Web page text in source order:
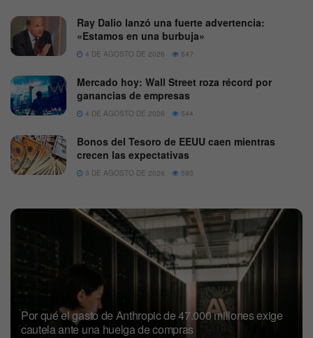
Ray Dalio lanzó una fuerte advertencia:
«Estamos en una burbuja»
4 DE AGOSTO DE 2026 647
Mercado hoy: Wall Street roza récord por
ganancias de empresas
4 DE AGOSTO DE 2026 544
Bonos del Tesoro de EEUU caen mientras
crecen las expectativas
3 DE AGOSTO DE 2026 593
Por qué el gasto de Anthropic de 47.000 millones exige
cautela ante una huelga de compras